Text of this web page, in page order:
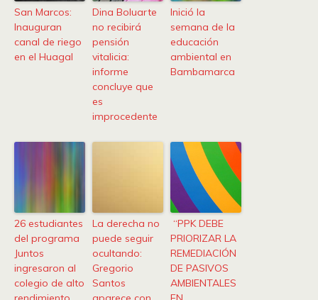
San Marcos:
Inauguran
canal de riego
en el Huagal
Dina Boluarte
no recibirá
pensión
vitalicia:
informe
concluye que
es
improcedente
Inició la
semana de la
educación
ambiental en
Bambamarca
26 estudiantes
del programa
Juntos
ingresaron al
colegio de alto
La derecha no
puede seguir
ocultando:
‎Gregorio
Santos
“PPK DEBE
PRIORIZAR LA
REMEDIACIÓN
DE PASIVOS
AMBIENTALES